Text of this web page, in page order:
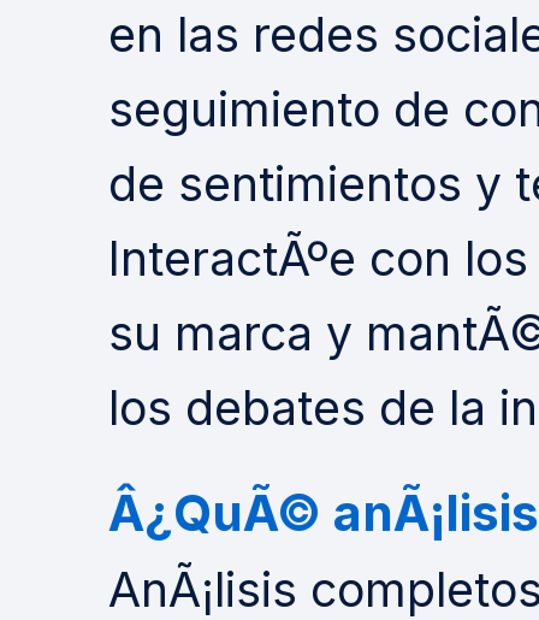
en las redes
seguimiento de
de sentimientos y
InteractÃºe con
su marca y
los debates de la
Â¿QuÃ©
AnÃ¡lisis